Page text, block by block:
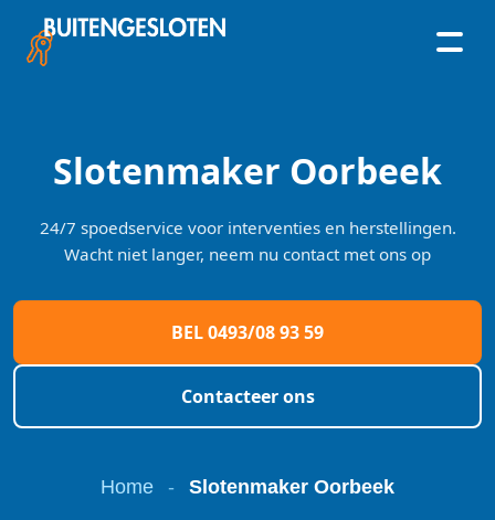
content
Slotenmaker Oorbeek
24/7 spoedservice voor interventies en herstellingen.
Wacht niet langer, neem nu contact met ons op
BEL 0493/08 93 59
Contacteer ons
Home - Slotenmaker Oorbeek